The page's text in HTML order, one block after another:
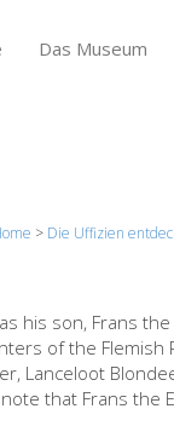
Das Museum
> Die Uffizien
his son, Frans
of the Flemish
Lanceloot
that Frans the